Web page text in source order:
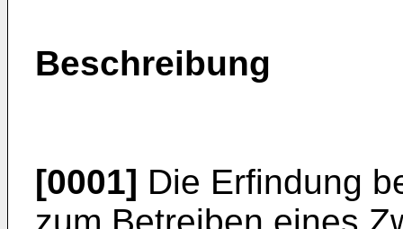
Beschreibung
[0001] Die Erfindung